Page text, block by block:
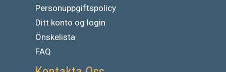
Personuppgiftspolicy
Ditt konto og login
Önskelista
FAQ